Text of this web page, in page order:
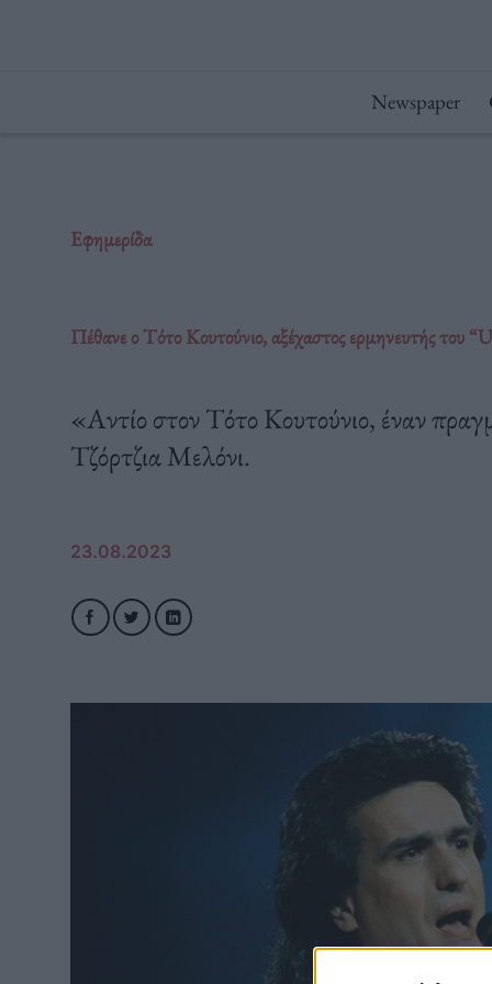
Newspaper
Εφημερίδα
Πέθανε ο Τότο Κουτούνιο, αξέχαστος ερμηνευτής του
«Αντίο στον Τότο Κουτούνιο, έναν
Τζόρτζια Μελόνι.
23.08.2023